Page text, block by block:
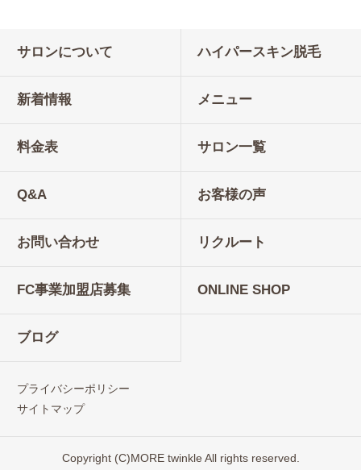
サロンについて ハイパースキン脱毛
新着情報 メニュー
料金表 サロン一覧
Q&A お客様の声
お問い合わせ リクルート
FC事業加盟店募集 ONLINE SHOP
ブログ
プライバシーポリシー
サイトマップ
Copyright (C)MORE twinkle All rights reserved.